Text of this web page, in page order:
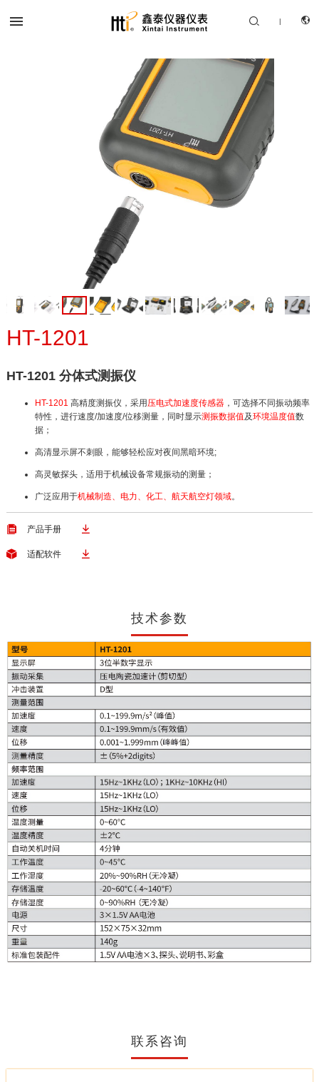
产品中心
解决方案
 | 
HT-1201
HT-1201 分体式测振仪
HT-1201 高精度测振仪，采用 压电式加速度传感器，可选择不同振动频率
特性，进行速度/加速度/位移测量，同时显示测振数据值及环境温度值数
据；
高清显示屏不刺眼，能够轻松应对夜间黑暗环境;
高灵敏探头，适用于机械设备常规振动的测量；
广泛应用于机械制造、电力、化工、航天航空灯领域。
 产品手册 
 适配软件 
技术参数
联系咨询